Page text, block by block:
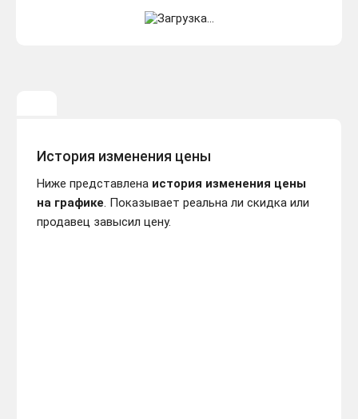
История изменения цены
Ниже представлена история изменения цены
на графике. Показывает реальна ли скидка или
продавец завысил цену.